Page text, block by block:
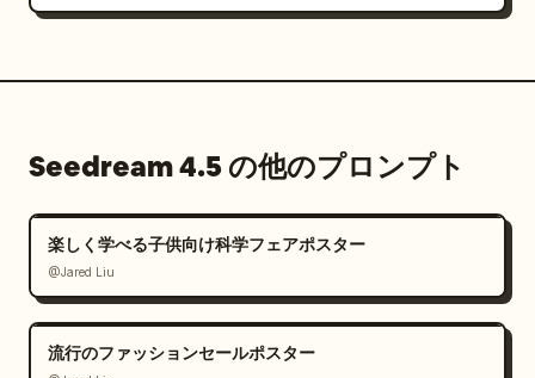
Seedream 4.5 の他のプロンプト
楽しく学べる子供向け科学フェアポスター
@Jared Liu
流行のファッションセールポスター